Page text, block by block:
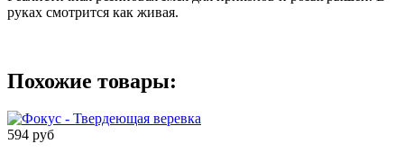
руках смотрится как живая.
Похожие товары:
594 руб